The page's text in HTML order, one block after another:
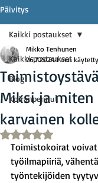
Päivitys
Kaikki postaukset
Blogi
Koiranpennut
Kaikki postaukset
Miksi ja miten
karvainen
Mikko Tenhunen
26.7.2024 1 min
Arvostelun
Toimistokoirat
työilmapiiriä,
työntekijöiden